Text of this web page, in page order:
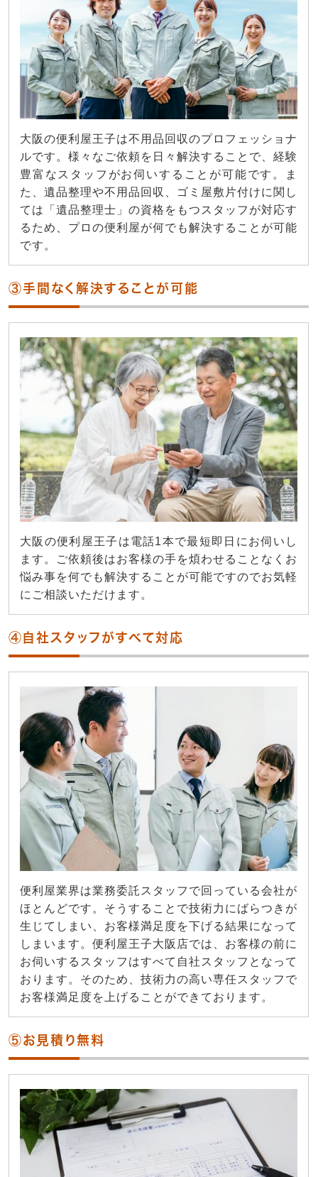
大阪の便利屋王子は不用品回収のプロフェッショナ
ルです。様々なご依頼を日々解決することで、経験
豊富なスタッフがお伺いすることが可能です。ま
た、遺品整理や不用品回収、ゴミ屋敷片付けに関し
ては「遺品整理士」の資格をもつスタッフが対応す
るため、プロの便利屋が何でも解決することが可能
です。
③手間なく解決することが可能
大阪の便利屋王子は電話1本で最短即日にお伺いし
ます。ご依頼後はお客様の手を煩わせることなくお
悩み事を何でも解決することが可能ですのでお気軽
にご相談いただけます。
④自社スタッフがすべて対応
便利屋業界は業務委託スタッフで回っている会社が
ほとんどです。そうすることで技術力にばらつきが
生じてしまい、お客様満足度を下げる結果になって
しまいます。便利屋王子大阪店では、お客様の前に
お伺いするスタッフはすべて自社スタッフとなって
おります。そのため、技術力の高い専任スタッフで
お客様満足度を上げることができております。
⑤お見積り無料